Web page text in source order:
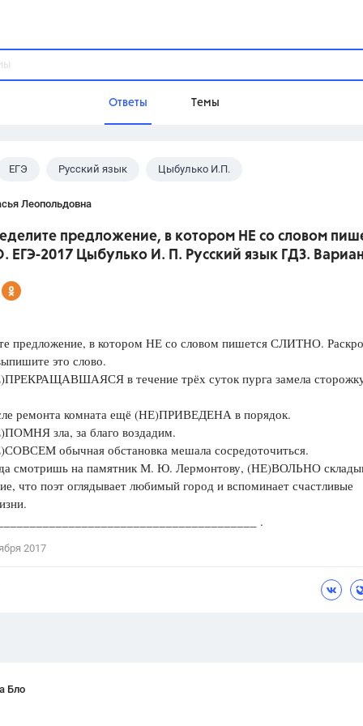
Ответы Темы
Домашнее задание
Школа
Разумовская М.М.,Габриелян
Цветков Л. А.
Психология
ПОКАЗАТЬ ВСЕ
ЕГЭ Русский язык Цыбулько И.П.
Леопольдовна
предложение, в котором НЕ со словом
ЕГЭ-2017 Цыбулько И. П. Русский язык ГДЗ.
предложение, в котором НЕ со словом пишется СЛИТНО.
это слово.
в течение трёх суток пурга замела
комната ещё (НЕ)ПРИВЕДЕНА в порядок.
зла, за благо воздадим.
обычная обстановка мешала сосредоточиться.
на памятник М. Ю. Лермонтову, (НЕ)ВОЛЬНО
что поэт оглядывает любимый город и вспоминает счастливые
.
2017
Бло